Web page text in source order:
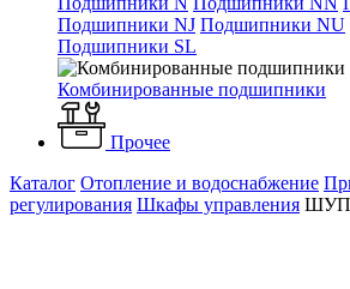
Подшипники NJ Подшипники NU
Подшипники SL
Комбинированные подшипники
Прочее
Каталог Отопление и водоснабжение
регулирования Шкафы управления